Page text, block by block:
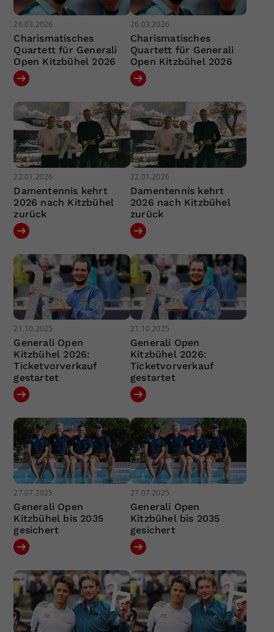
26.03.2026
Charismatisches
Quartett für Generali
Open Kitzbühel 2026
26.03.2026
Charismatisches
Quartett für Generali
Open Kitzbühel 2026
22.01.2026
Damentennis kehrt
2026 nach Kitzbühel
zurück
22.01.2026
Damentennis kehrt
2026 nach Kitzbühel
zurück
21.10.2025
Generali Open
Kitzbühel 2026:
Ticketvorverkauf
gestartet
21.10.2025
Generali Open
Kitzbühel 2026:
Ticketvorverkauf
gestartet
27.07.2025
Generali Open
Kitzbühel bis 2035
gesichert
27.07.2025
Generali Open
Kitzbühel bis 2035
gesichert